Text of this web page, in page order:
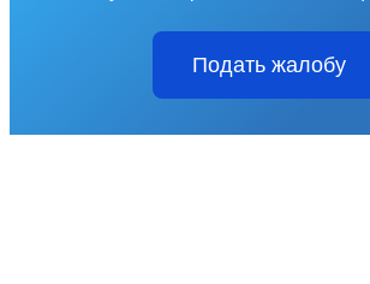
Подать жалобу